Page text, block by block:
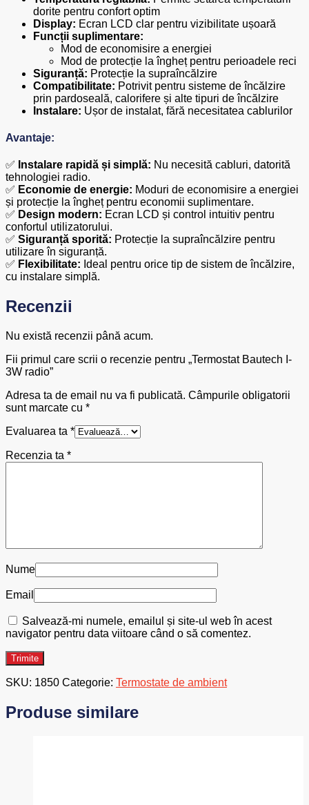
dorite pentru confort optim
Display: Ecran LCD clar pentru vizibilitate ușoară
Funcții suplimentare:
Mod de economisire a energiei
Mod de protecție la îngheț pentru perioadele reci
Siguranță: Protecție la supraîncălzire
Compatibilitate: Potrivit pentru sisteme de încălzire
prin pardoseală, calorifere și alte tipuri de încălzire
Instalare: Ușor de instalat, fără necesitatea cablurilor
Avantaje:
✅ Instalare rapidă și simplă: Nu necesită cabluri, datorită
tehnologiei radio.
✅ Economie de energie: Moduri de economisire a energiei
și protecție la îngheț pentru economii suplimentare.
✅ Design modern: Ecran LCD și control intuitiv pentru
confortul utilizatorului.
✅ Siguranță sporită: Protecție la supraîncălzire pentru
utilizare în siguranță.
✅ Flexibilitate: Ideal pentru orice tip de sistem de încălzire,
cu instalare simplă.
Recenzii
Nu există recenzii până acum.
Fii primul care scrii o recenzie pentru „Termostat Bautech I-
3W radio”
Adresa ta de email nu va fi publicată. Câmpurile obligatorii
sunt marcate cu *
Evaluarea ta *
Recenzia ta *
Nume
Email
Salvează-mi numele, emailul și site-ul web în acest
navigator pentru data viitoare când o să comentez.
SKU: 1850 Categorie: Termostate de ambient
Produse similare